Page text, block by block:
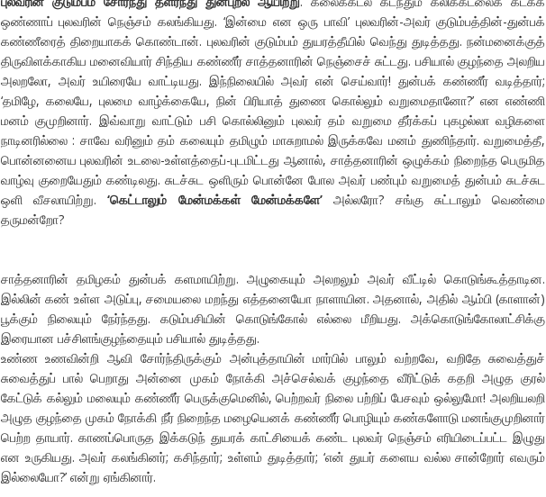
ஒண்ணாப் புலவரின் நெஞ்சம் கலங்கியது. ‘இன்மை என ஒரு பாவி’ புலவரின்-அவர் குடும்பத்தின்-துன்பக்
கண்ணீரைத் திறையாகக் கொண்டான். புலவரின் குடும்பம் துயரத்தீயில் வெந்து துடித்தது. நன்மனைக்குத்
திருவிளக்காகிய மனைவியார் சிந்திய கண்ணீர் சாத்தனாரின் நெஞ்சைச் சுட்டது. பசியால் குழந்தை அலறிய
அலறலோ, அவர் உயிரையே வாட்டியது. இந்நிலையில் அவர் என் செய்வார்! துன்பக் கண்ணீர் வடித்தார்;
‘தமிழே, கலையே, புலமை வாழ்க்கையே, நின் பிரியாத் துணை கொல்லும் வறுமைதானோ?’ என எண்ணி
மனம் குமுறினார். இவ்வாறு வாட்டும் பசி கொல்லினும் புலவர் தம் வறுமை தீர்க்கப் புகழல்லா வழிகளை
நாடினரில்லை : சாவே வரினும் தம் கலையும் தமிழும் மாசுறாமல் இருக்கவே மனம் துணிந்தார். வறுமைத்தீ,
பொன்னனைய புலவரின் உடலை-உள்ளத்தைப்-புடமிட்டது ஆனால், சாத்தனாரின் ஒழுக்கம் நிறைந்த பெருமித
வாழ்வு குறையேதும் கண்டிலது. சுடச்சுட ஒளிரும் பொன்னே போல அவர் பண்பும் வறுமைத் துன்பம் சுடச்சுட
ஒளி வீசலாயிற்று.‘கெட்டாலும் மேன்மக்கள் மேன்மக்களே’அல்லரோ? சங்கு சுட்டாலும் வெண்மை
தருமன்றோ?
சாத்தனாரின் தமிழகம் துன்பக் களமாயிற்று. அழுகையும் அலறலும் அவர் வீட்டில் கொடுங்கூத்தாடின.
இல்லின் கண் உள்ள அடுப்பு, சமையலை மறந்து எத்தனையோ நாளாயின. அதனால், அதில் ஆம்பி (காளான்)
பூக்கும் நிலையும் நேர்ந்தது. கடும்பசியின் கொடுங்கோல் எல்லை மீறியது. அக்கொடுங்கோலாட்சிக்கு
இரையான பச்சிளங்குழந்தையும் பசியால் துடித்தது.
உண்ண உணவின்றி ஆவி சோர்ந்திருக்கும் அன்புத்தாயின் மார்பில் பாலும் வற்றவே, வறிதே சுவைத்துச்
சுவைத்துப் பால் பெறாது அன்னை முகம் நோக்கி அச்செல்வக் குழந்தை வீரிட்டுக் கதறி அழுத குரல்
கேட்டுக் கல்லும் மலையும் கண்ணீர் பெருக்குமெனில், பெற்றவர் நிலை பற்றிப் பேசவும் ஒல்லுமோ! அலறியலறி
அழுத குழந்தை முகம் நோக்கி நீர் நிறைந்த மழையெனக் கண்ணீர் பொழியும் கண்களோடு மனங்குமுறினார்
பெற்ற தாயார். காணப்பொருத இக்கடுந் துயரக் காட்சியைக் கண்ட புலவர் நெஞ்சம் எரியிடைப்பட்ட இழுது
என உருகியது. அவர் கலங்கினர்; கசிந்தார்; உள்ளம் துடித்தார்; ‘என் துயர் களைய வல்ல சான்றோர் எவரும்
இல்லையோ?’ என்று ஏங்கினார்.